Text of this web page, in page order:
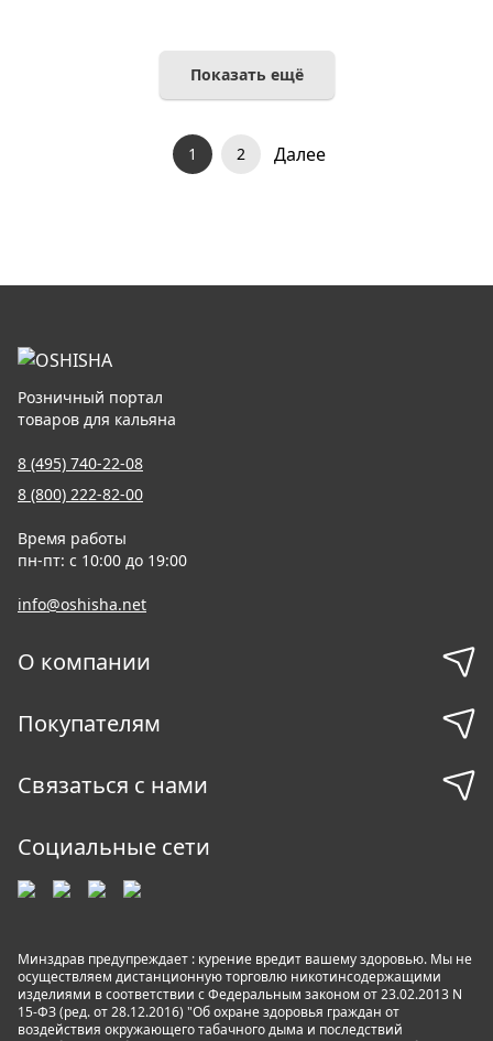
Показать ещё
1 2 Далее
Розничный портал
товаров для кальяна
8 (495) 740-22-08
8 (800) 222-82-00
Время работы
пн-пт: с 10:00 до 19:00
info@oshisha.net
О компании
Покупателям
Связаться с нами
Социальные сети
Минздрав предупреждает : курение вредит вашему здоровью. Мы не
осуществляем дистанционную торговлю никотинсодержащими
изделиями в соответствии с Федеральным законом от 23.02.2013 N
15-ФЗ (ред. от 28.12.2016) "Об охране здоровья граждан от
воздействия окружающего табачного дыма и последствий